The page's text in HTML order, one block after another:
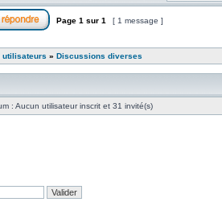
Page 1 sur 1 [ 1 message ]
utilisateurs » Discussions diverses
: Aucun utilisateur inscrit et 31 invité(s)